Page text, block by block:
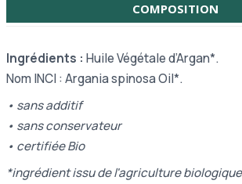
COMPOSITION
Ingrédients : Huile Végétale d’Argan*.
Nom INCI : Argania spinosa Oil*.
• sans additif
• sansconservateur
• certifiée Bio
*ingrédient issu de l'agriculture biologique